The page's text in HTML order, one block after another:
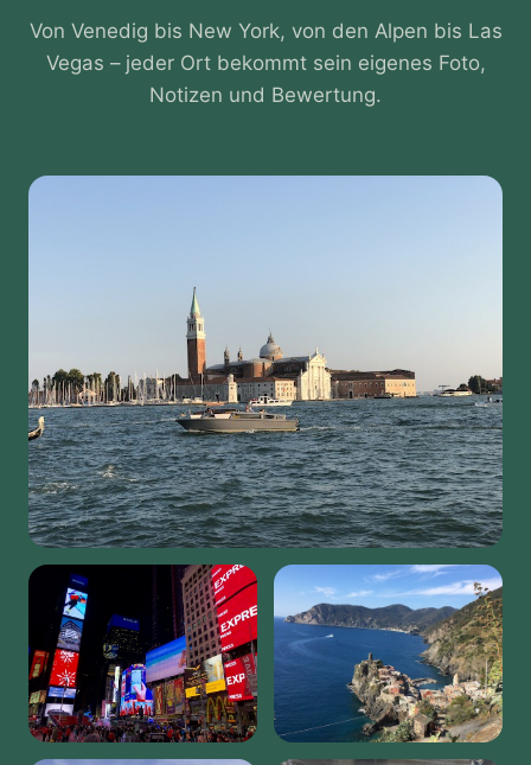
Von Venedig bis New York, von den Alpen bis Las
Vegas – jeder Ort bekommt sein eigenes Foto,
Notizen und Bewertung.